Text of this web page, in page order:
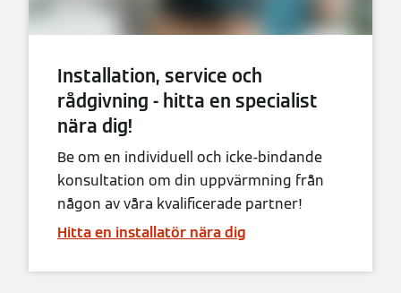
Installation, service och
rådgivning - hitta en specialist
nära dig!
Be om en individuell och icke-bindande
konsultation om din uppvärmning från
någon av våra kvalificerade partner!
Hitta en installatör nära dig